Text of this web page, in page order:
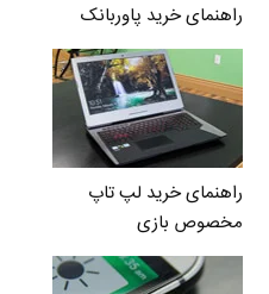
راهنمای خرید پاوربانک
راهنمای خرید لپ تاپ
مخصوص بازی